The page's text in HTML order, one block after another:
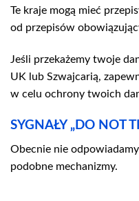
Te kraje mogą mieć
od przepisów
Jeśli przekażemy twoje
UK lub Szwajcarią,
w celu ochrony twoich
SYGNAŁY „DO NOT
Obecnie nie odpowiadamy
podobne mechanizmy.